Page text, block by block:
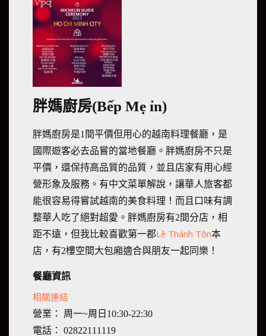
胖媽廚房(Bếp Mẹ ỉn)
胖媽廚房是1間平價但用心的越南料理餐廳，是
國際遊客必去品嘗的當地餐廳。胖媽廚房不只是
平價，還保持高品質的品質，並且店家有用心經
營形象及服務。有中文菜單解說，讓華人旅客都
能很容易得嘗試越南的美食料理！而且口味有調
整華人吃了絕對超愛。胖媽廚房有2間分店，相
距不遠，但我比較喜歡第一郡Lê Thánh Tôn本
店，有2樓空間大包廂適合與朋友一起同樂！
餐廳資訊
相關連結
營業： 周一~周日10:30-22:30
電話： 02822111119